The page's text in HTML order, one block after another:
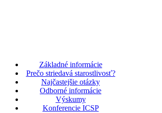
Základné informácie
Prečo striedavá starostlivosť?
Najčastejšie otázky
Odborné informácie
Výskumy
Konferencie ICSP